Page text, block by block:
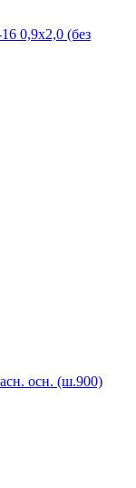
0,9х2,0 (без
осн. (ш.900)